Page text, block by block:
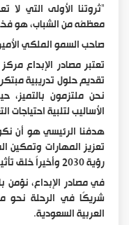
"ثروتنا الأولى التي
معظمُه من الشباب، هو
صاحب السمو الملكي
تعتبر مصادر الإبداع
نحن ملتزمون
الأساليب لتلبية احتياجات
هدفنا الرئيسي هو أن
تعزيز المهارات وتمكين
رؤية 2030 وأخيراً خلق تأثير دائم.
في مصادر الإبداع، نؤمن
شريكًا في الرحلة نحو
العربية السعودية.